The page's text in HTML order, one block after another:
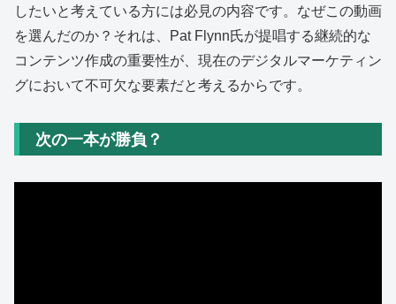
したいと考えている方には必見の内容です。なぜこの動画
を選んだのか？それは、Pat Flynn氏が提唱する継続的な
コンテンツ作成の重要性が、現在のデジタルマーケティン
グにおいて不可欠な要素だと考えるからです。
次の一本が勝負？